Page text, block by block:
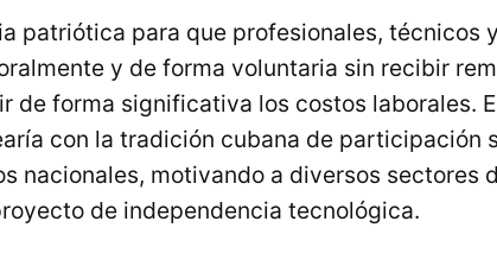
patriótica para que profesionales, técnicos
y de forma voluntaria sin recibir
de forma significativa los costos laborales.
con la tradición cubana de participación
nacionales, motivando a diversos sectores
de independencia tecnológica.